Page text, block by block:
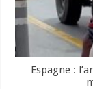
Espagne :